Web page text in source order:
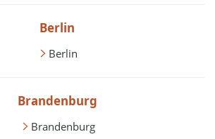
Berlin
Berlin
Brandenburg
Brandenburg